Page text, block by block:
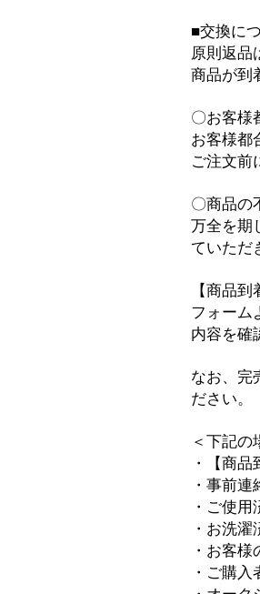
■交換に
原則返品
商品が到
〇お客様
お客様都
ご注文前
〇商品の
万全を期
ていただ
【商品
フォーム
内容を確
なお、完
ださい。
＜下記の
・【商
・事前
・ご使
・お洗
・お客
・ご購